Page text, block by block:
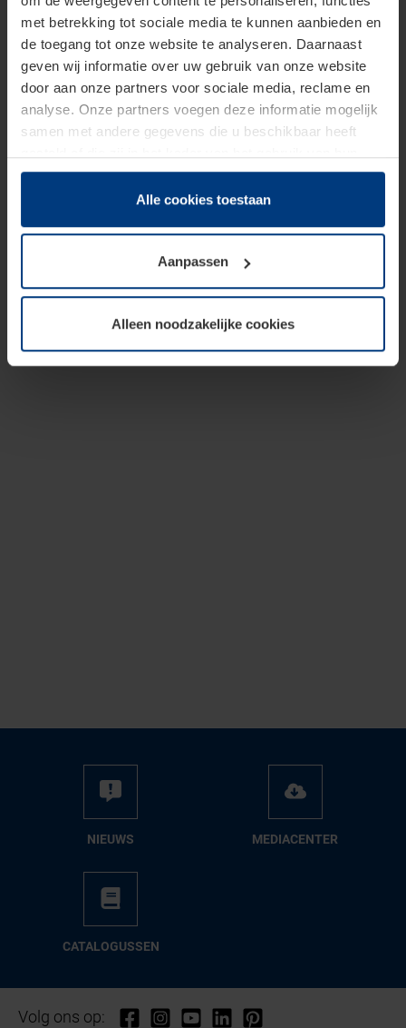
met betrekking tot sociale media te kunnen aanbieden en
de toegang tot onze website te analyseren. Daarnaast
geven wij informatie over uw gebruik van onze website
door aan onze partners voor sociale media, reclame en
analyse. Onze partners voegen deze informatie mogelijk
samen met andere gegevens die u beschikbaar heeft
dienstverlening hebben verzameld.
Juridisch zijn wij gerechtigd om cookies op uw computer
onze pagina's absoluut noodzakelijk is. Voor alle andere
soorten cookies is uw toestemming vereist. Uw
toestemming kunt u op elk moment bij de uitleg van de
wijzigen of herroepen.
Alle cookies toestaan
Aanpassen
Alleen noodzakelijke cookies
NIEUWS ME­DIA­CEN­TER
CA­TA­LO­GUS­SEN
Volg ons op: